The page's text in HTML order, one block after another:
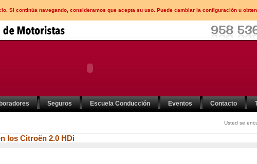
Si continúa navegando, consideramos que acepta su uso. Puede cambiar la configuración u
Seguros Escuela Conducción Eventos Contacto
Usted se
los Citroën 2.0 HDi